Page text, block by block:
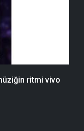
ritmi vivo